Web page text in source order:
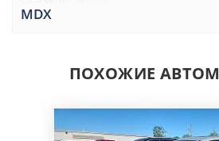
MDX
ПОХОЖИЕ